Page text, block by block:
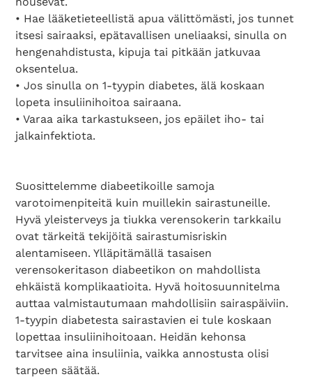
• Hae lääketieteellistä apua välittömästi, jos tunnet
itsesi sairaaksi, epätavallisen uneliaaksi, sinulla on
hengenahdistusta, kipuja tai pitkään jatkuvaa
oksentelua.
• Jos sinulla on 1-tyypin diabetes, älä koskaan
lopeta insuliinihoitoa sairaana.
• Varaa aika tarkastukseen, jos epäilet iho- tai
jalkainfektiota.
Suosittelemme diabeetikoille samoja
varotoimenpiteitä kuin muillekin sairastuneille.
Hyvä yleisterveys ja tiukka verensokerin tarkkailu
ovat tärkeitä tekijöitä sairastumisriskin
alentamiseen. Ylläpitämällä tasaisen
verensokeritason diabeetikon on mahdollista
ehkäistä komplikaatioita. Hyvä hoitosuunnitelma
auttaa valmistautumaan mahdollisiin sairaspäiviin.
1-tyypin diabetesta sairastavien ei tule koskaan
lopettaa insuliinihoitoaan. Heidän kehonsa
tarvitsee aina insuliinia, vaikka annostusta olisi
tarpeen säätää.